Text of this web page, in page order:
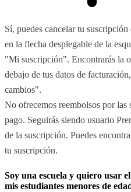
Sí, puedes cancelar tu
en la flecha desplegable de la
"Mi suscripción". Encontrarás la
debajo de tus datos de
cambios".
No ofrecemos reembolsos por las
pago. Seguirás siendo usuario
de la suscripción. Puedes
tu suscripción.
Soy una escuela y quiero usar
mis estudiantes menores de